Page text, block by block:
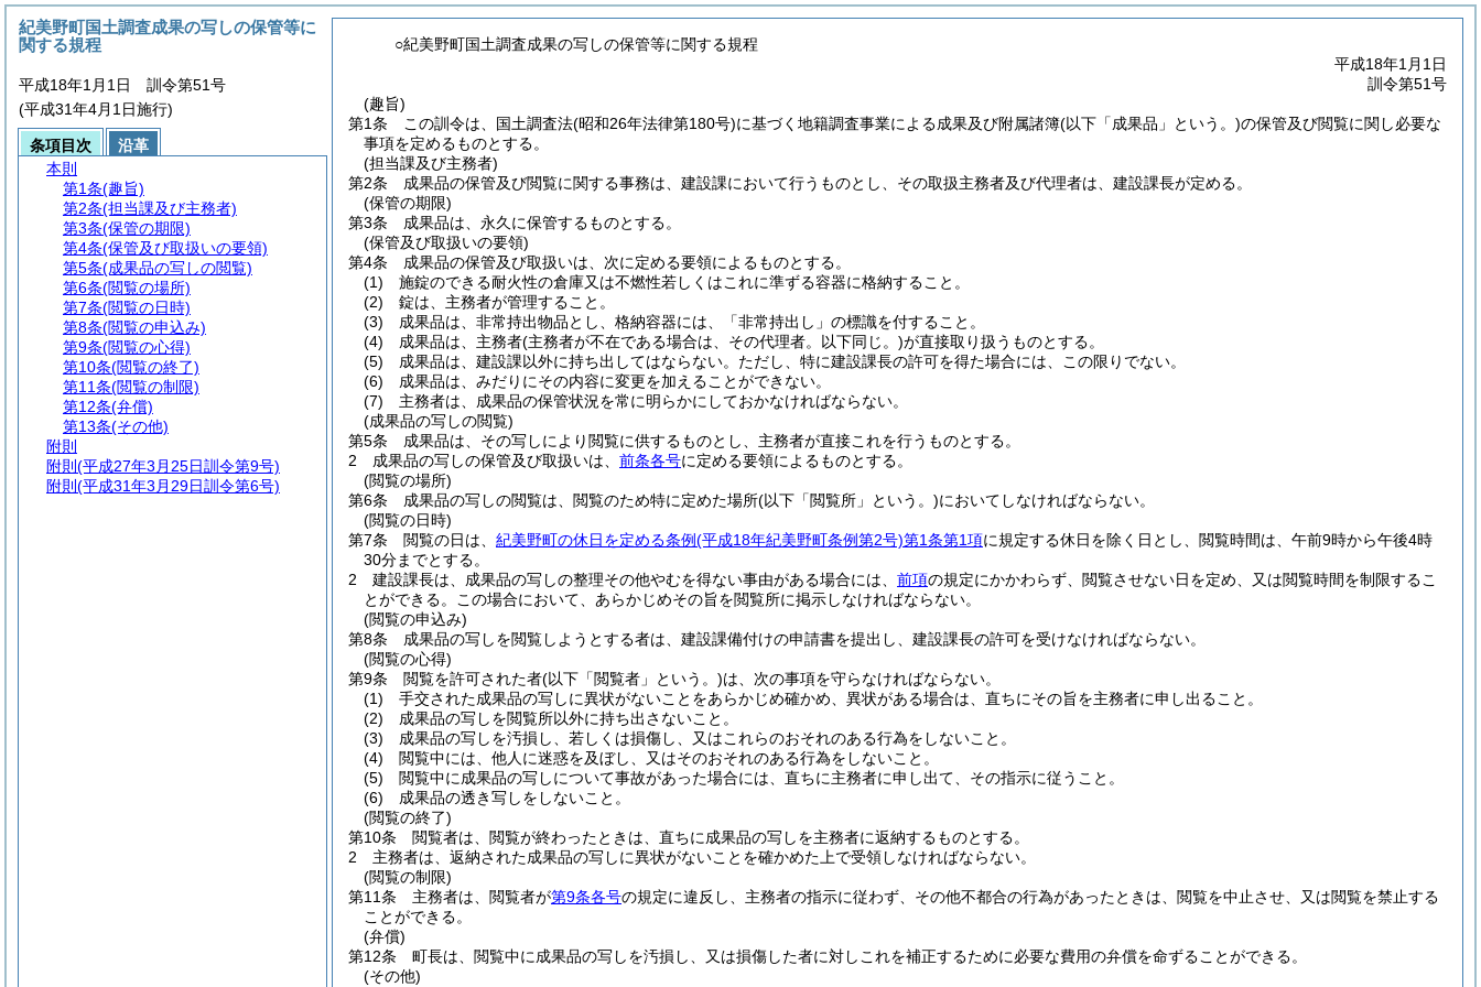
○紀美野町国土調査成果の写しの保管等に関する規程
平成18年1月1日
訓令第51号
(趣旨)
第1条
この訓令は、国土調査法(昭和26年法律第180号)に基づく地籍調査事業による成果及び附属諸簿(以下「成果品」という。)の保管及び閲覧に関し必要な
事項を定めるものとする。
(担当課及び主務者)
第2条
成果品の保管及び閲覧に関する事務は、建設課において行うものとし、その取扱主務者及び代理者は、建設課長が定める。
(保管の期限)
第3条
成果品は、永久に保管するものとする。
(保管及び取扱いの要領)
第4条
成果品の保管及び取扱いは、次に定める要領によるものとする。
(1)
施錠のできる耐火性の倉庫又は不燃性若しくはこれに準ずる容器に格納すること。
(2)
錠は、主務者が管理すること。
(3)
成果品は、非常持出物品とし、格納容器には、「非常持出し」の標識を付すること。
(4)
成果品は、主務者(主務者が不在である場合は、その代理者。以下同じ。)が直接取り扱うものとする。
(5)
成果品は、建設課以外に持ち出してはならない。 ただし、特に建設課長の許可を得た場合には、この限りでない。
(6)
成果品は、みだりにその内容に変更を加えることができない。
(7)
主務者は、成果品の保管状況を常に明らかにしておかなければならない。
(成果品の写しの閲覧)
第5条
成果品は、その写しにより閲覧に供するものとし、主務者が直接これを行うものとする。
2
成果品の写しの保管及び取扱いは、 前条各号に定める要領によるものとする。
(閲覧の場所)
第6条
成果品の写しの閲覧は、閲覧のため特に定めた場所(以下「閲覧所」という。)においてしなければならない。
(閲覧の日時)
第7条
閲覧の日は、 紀美野町の休日を定める条例(平成18年紀美野町条例第2号)第1条第1項に規定する休日を除く日とし、閲覧時間は、午前9時から午後4時
30分までとする。
2
建設課長は、成果品の写しの整理その他やむを得ない事由がある場合には、 前項の規定にかかわらず、閲覧させない日を定め、又は閲覧時間を制限するこ
とができる。
この場合において、あらかじめその旨を閲覧所に掲示しなければならない。
(閲覧の申込み)
第8条
成果品の写しを閲覧しようとする者は、建設課備付けの申請書を提出し、建設課長の許可を受けなければならない。
(閲覧の心得)
第9条
閲覧を許可された者(以下「閲覧者」という。)は、次の事項を守らなければならない。
(1)
手交された成果品の写しに異状がないことをあらかじめ確かめ、異状がある場合は、直ちにその旨を主務者に申し出ること。
(2)
成果品の写しを閲覧所以外に持ち出さないこと。
(3)
成果品の写しを汚損し、若しくは損傷し、又はこれらのおそれのある行為をしないこと。
(4)
閲覧中には、他人に迷惑を及ぼし、又はそのおそれのある行為をしないこと。
(5)
閲覧中に成果品の写しについて事故があった場合には、直ちに主務者に申し出て、その指示に従うこと。
(6)
成果品の透き写しをしないこと。
(閲覧の終了)
第10条
閲覧者は、閲覧が終わったときは、直ちに成果品の写しを主務者に返納するものとする。
2
主務者は、返納された成果品の写しに異状がないことを確かめた上で受領しなければならない。
(閲覧の制限)
第11条
主務者は、閲覧者が第9条各号の規定に違反し、主務者の指示に従わず、その他不都合の行為があったときは、閲覧を中止させ、又は閲覧を禁止する
ことができる。
(弁償)
第12条
町長は、閲覧中に成果品の写しを汚損し、又は損傷した者に対しこれを補正するために必要な費用の弁償を命ずることができる。
(その他)
紀美野町国土調査成果の写しの保管等に
関する規程
平成18年1月1日 訓令第51号
(平成31年4月1日施行)
条項目次
沿革
本則
第1条(趣旨)
第2条(担当課及び主務者)
第3条(保管の期限)
第4条(保管及び取扱いの要領)
第5条(成果品の写しの閲覧)
第6条(閲覧の場所)
第7条(閲覧の日時)
第8条(閲覧の申込み)
第9条(閲覧の心得)
第10条(閲覧の終了)
第11条(閲覧の制限)
第12条(弁償)
第13条(その他)
附則
附則 (平成27年3月25日訓令第9号)
附則 (平成31年3月29日訓令第6号)